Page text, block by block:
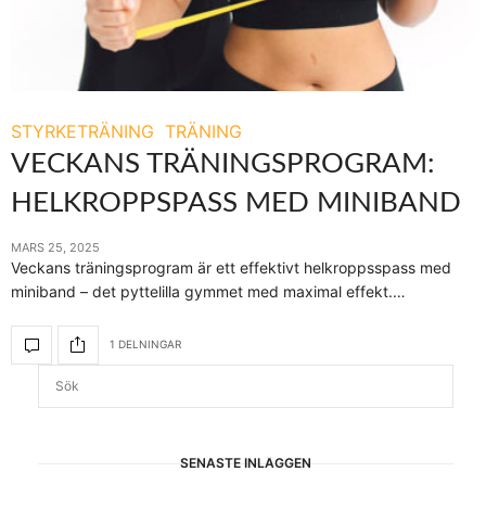
STYRKETRÄNING TRÄNING
VECKANS TRÄNINGSPROGRAM:
HELKROPPSPASS MED MINIBAND
MARS 25, 2025
Veckans träningsprogram är ett effektivt helkroppsspass med
miniband – det pyttelilla gymmet med maximal effekt.…
1 DELNINGAR
SENASTE INLÄGGEN